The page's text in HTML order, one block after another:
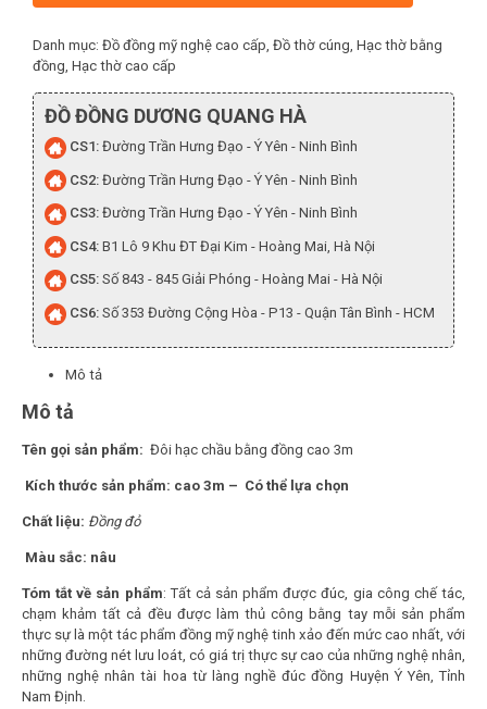
Danh mục: Đồ đồng mỹ nghệ cao cấp, Đồ thờ cúng, Hạc thờ bằng
đồng, Hạc thờ cao cấp
ĐỒ ĐỒNG DƯƠNG QUANG HÀ
CS1: Đường Trần Hưng Đạo - Ý Yên - Ninh Bình
CS2: Đường Trần Hưng Đạo - Ý Yên - Ninh Bình
CS3: Đường Trần Hưng Đạo - Ý Yên - Ninh Bình
CS4: B1 Lô 9 Khu ĐT Đại Kim - Hoàng Mai, Hà Nội
CS5: Số 843 - 845 Giải Phóng - Hoàng Mai - Hà Nội
CS6: Số 353 Đường Cộng Hòa - P13 - Quận Tân Bình - HCM
Mô tả
Mô tả
Tên gọi sản phẩm: Đôi hạc chầu bằng đồng cao 3m
Kích thước sản phẩm: cao 3m – Có thể lựa chọn
Chất liệu: Đồng đỏ
Màu sắc: nâu
Tóm tắt về sản phẩm: Tất cả sản phẩm được đúc, gia công chế tác,
chạm khảm tất cả đều được làm thủ công bằng tay mỗi sản phẩm
thực sự là một tác phẩm đồng mỹ nghệ tinh xảo đến mức cao nhất, với
những đường nét lưu loát, có giá trị thực sự cao của những nghệ nhân,
những nghệ nhân tài hoa từ làng nghề đúc đồng Huyện Ý Yên, Tỉnh
Nam Định.